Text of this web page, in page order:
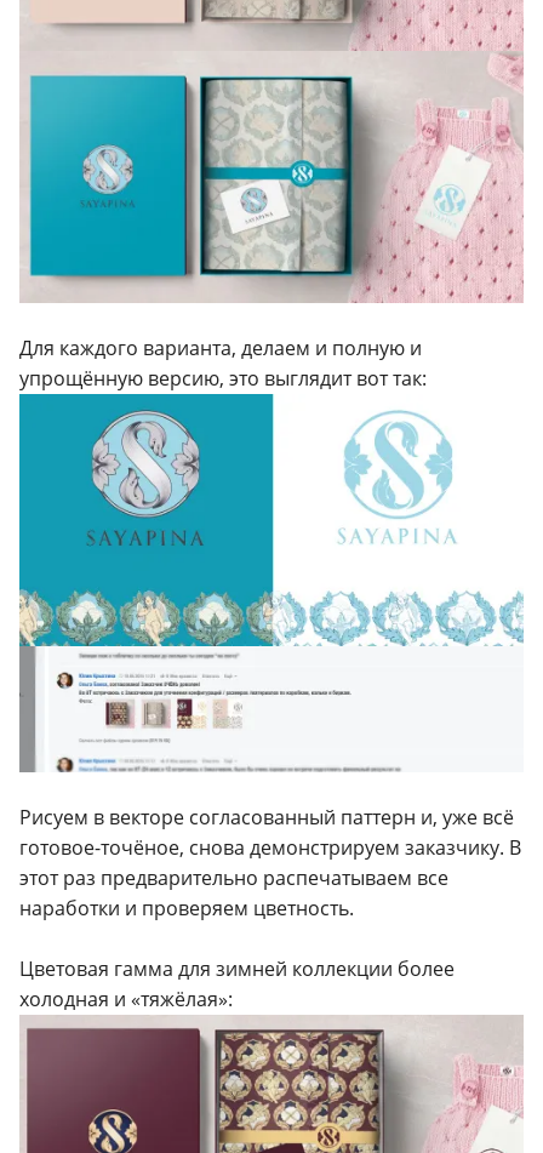
Для каждого варианта, делаем и полную и
упрощённую версию, это выглядит вот так:
Рисуем в векторе согласованный паттерн и, уже всё
готовое-точёное, снова демонстрируем заказчику. В
этот раз предварительно распечатываем все
наработки и проверяем цветность.
Цветовая гамма для зимней коллекции более
холодная и «тяжёлая»: